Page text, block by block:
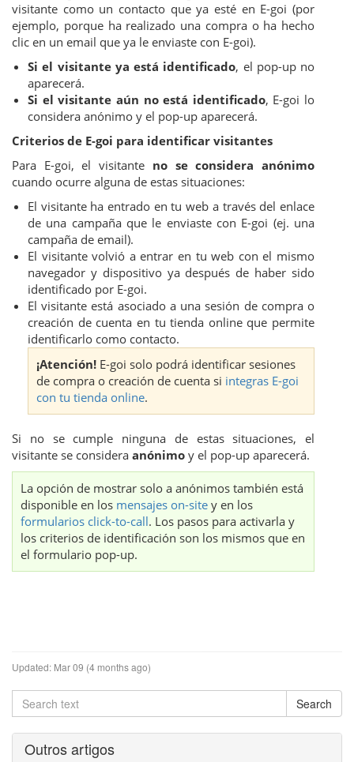
visitante como un contacto que ya esté en E-goi (por
ejemplo, porque ha realizado una compra o ha hecho
clic en un email que ya le enviaste con E-goi).
Si el visitante ya está identificado, el pop-up no
aparecerá.
Si el visitante aún no está identificado, E-goi lo
considera anónimo y el pop-up aparecerá.
Criterios de E-goi para identificar visitantes
Para E-goi, el visitante no se considera anónimo
cuando ocurre alguna de estas situaciones:
El visitante ha entrado en tu web a través del enlace
de una campaña que le enviaste con E-goi (ej. una
campaña de email).
El visitante volvió a entrar en tu web con el mismo
navegador y dispositivo ya después de haber sido
identificado por E-goi.
El visitante está asociado a una sesión de compra o
creación de cuenta en tu tienda online que permite
identificarlo como contacto.
¡Atención! E-goi solo podrá identificar sesiones
de compra o creación de cuenta si integras E-goi
con tu tienda online.
Si no se cumple ninguna de estas situaciones, el
visitante se considera anónimo y el pop-up aparecerá.
La opción de mostrar solo a anónimos también está
disponible en los mensajes on-site y en los
formularios click-to-call. Los pasos para activarla y
los criterios de identificación son los mismos que en
el formulario pop-up.
Updated: Mar 09 (4 months ago)
Outros artigos